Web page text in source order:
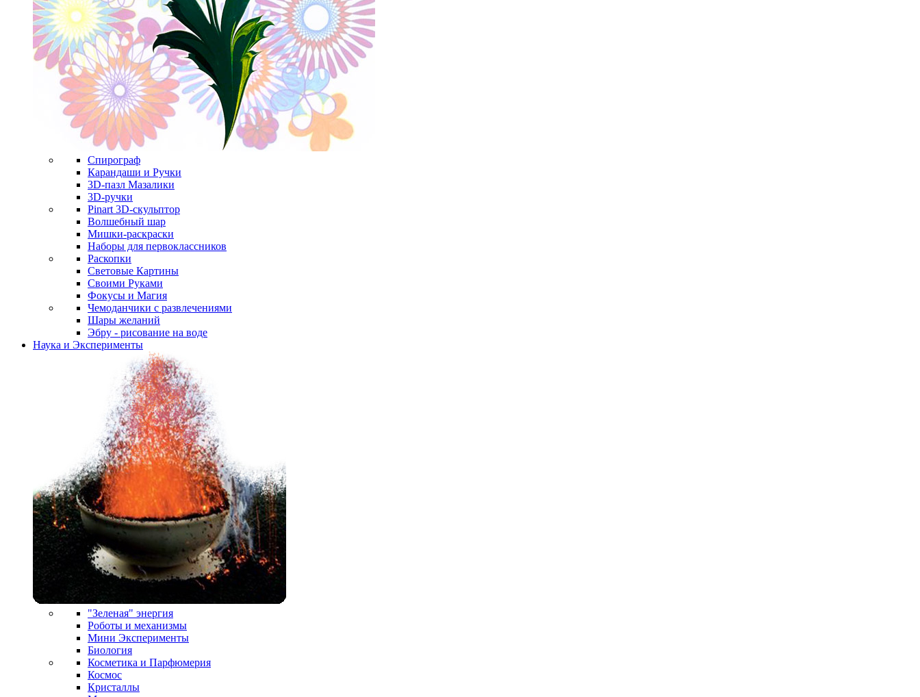
Спирограф
Карандаши и Ручки
3D-пазл Мазалики
3D-ручки
Pinart 3D-скульптор
Волшебный шар
Мишки-раскраски
Наборы для первоклассников
Раскопки
Световые Картины
Своими Руками
Фокусы и Магия
Чемоданчики с развлечениями
Шары желаний
Эбру - рисование на воде
Наука и Эксперименты
"Зеленая" энергия
Роботы и механизмы
Мини Эксперименты
Биология
Косметика и Парфюмерия
Космос
Кристаллы